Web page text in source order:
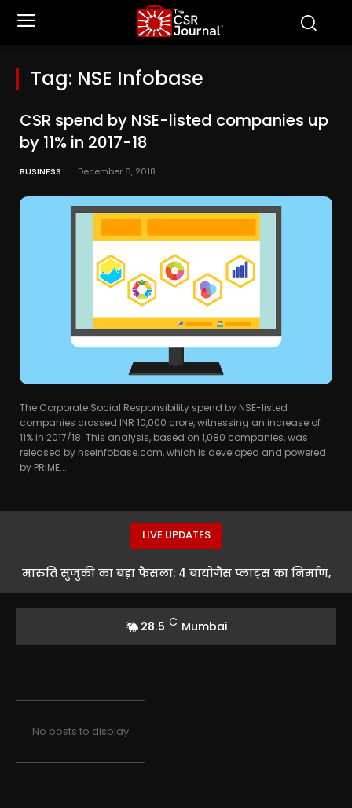
Tag: NSE Infobase
CSR spend by NSE-listed companies up
by 11% in 2017-18
BUSINESS December 6, 2018
The Corporate Social Responsibility spend by NSE-listed
companies crossed INR 10,000 crore, witnessing an increase of
11% in 2017/18. This analysis, based on 1,080 companies, was
released by nseinfobase.com, which is developed and powered
by PRIME...
LIVE UPDATES
मारुति सुजुकी का बड़ा फैसला: 4 बायोगैस प्लांट्स का निर्माण,
28.5 C Mumbai
No posts to display